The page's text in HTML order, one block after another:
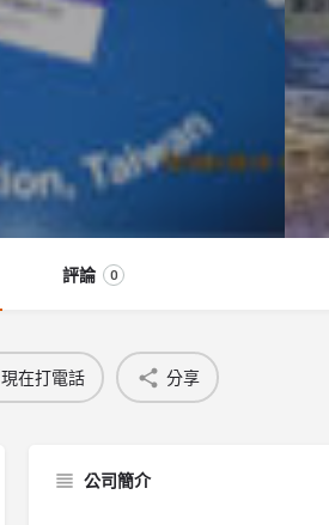
評論 0
現在打電話 分享
公司簡介